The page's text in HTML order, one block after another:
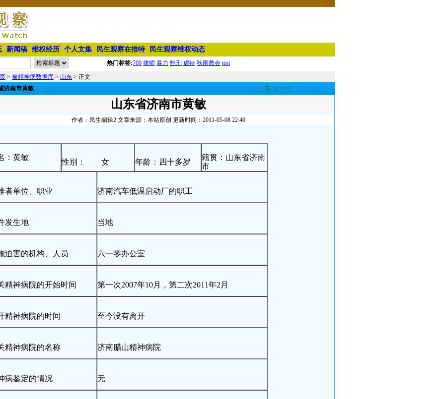
新闻稿 维权经历 个人文集 民生观察在推特 民生观察维权动态
热门标签:709 律师 暴力 酷刑 虐待 秋雨教会 test
> 被精神病数据库 > 山东 > 正文
济南市黄敏 荐 ★★★
山东省济南市黄敏
作者：民生编辑2 文章来源：本站原创 更新时间：2011-05-08 22:40
：黄敏
性别： 女 年龄：四十多岁
籍贯：山东省济南
市
者单位、职业 济南汽车低温启动厂的职工
发生地 当地
迫害的机构、人员 六一零办公室
精神病院的开始时间 第一次2007年10月，第二次2011年2月
精神病院的时间 至今没有离开
精神病院的名称 济南腊山精神病院
病鉴定的情况 无